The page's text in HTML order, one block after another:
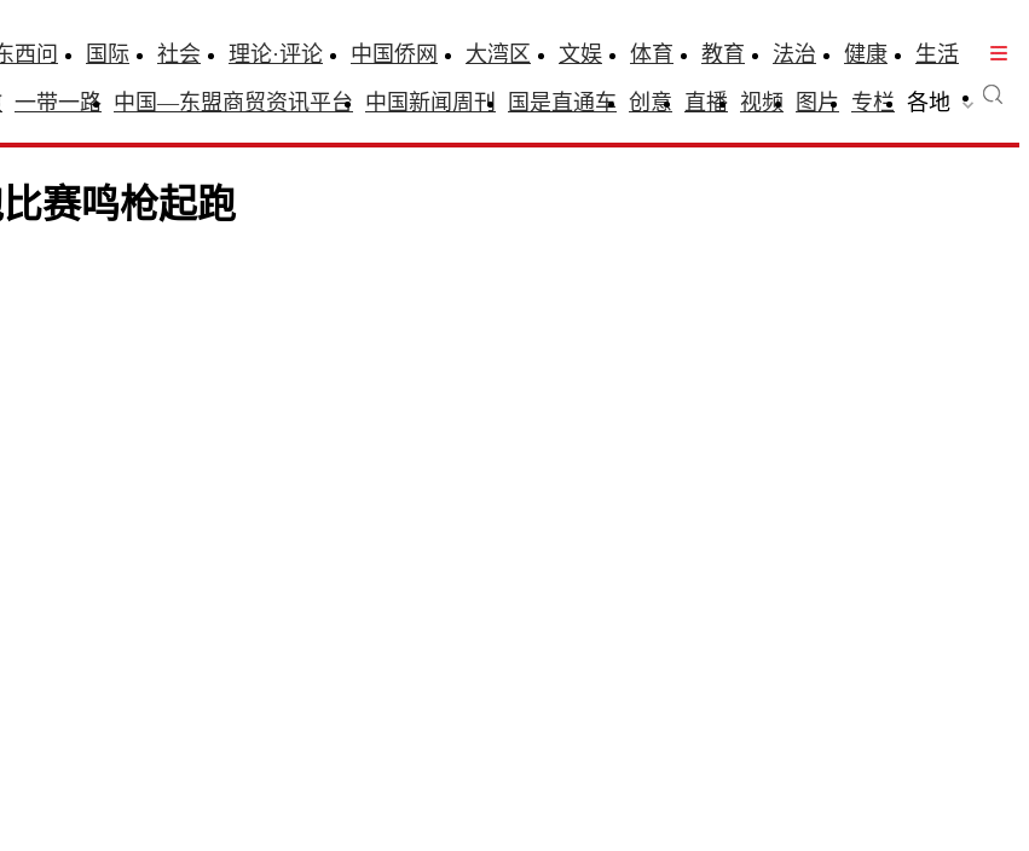
西问 国际 社会 理论·评论 中国侨网 大湾区 文娱 体育 教育 法治 健康
生活
一带一路 中国—东盟商贸资讯平台 中国新闻周刊 国是直通车 创意 直播 视频 图片 专栏 各地
赛鸣枪起跑